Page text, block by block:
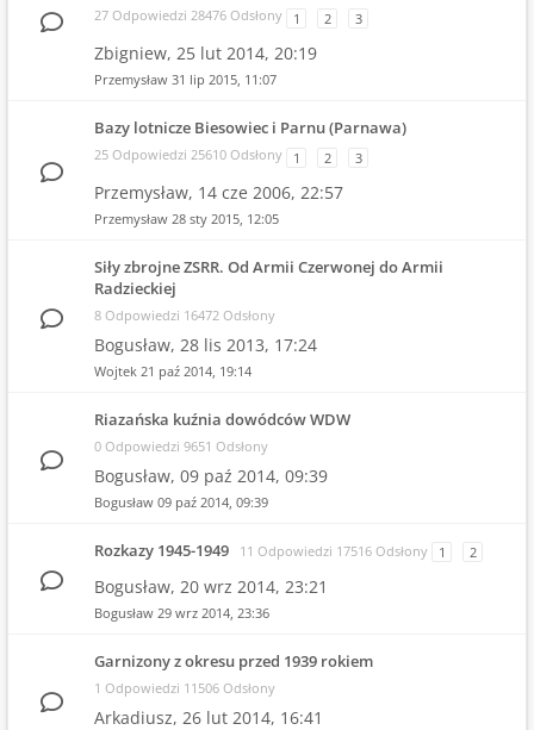
27 Odpowiedzi 28476 Odsłony 1 2 3
Zbigniew, 25 lut 2014, 20:19
Przemysław 31 lip 2015, 11:07
Bazy lotnicze Biesowiec i Parnu (Parnawa)
25 Odpowiedzi 25610 Odsłony 1 2 3
Przemysław, 14 cze 2006, 22:57
Przemysław 28 sty 2015, 12:05
Siły zbrojne ZSRR. Od Armii Czerwonej do Armii
Radzieckiej
8 Odpowiedzi 16472 Odsłony
Bogusław, 28 lis 2013, 17:24
Wojtek 21 paź 2014, 19:14
Riazańska kuźnia dowódców WDW
0 Odpowiedzi 9651 Odsłony
Bogusław, 09 paź 2014, 09:39
Bogusław 09 paź 2014, 09:39
Rozkazy 1945-1949 11 Odpowiedzi 17516 Odsłony 1 2
Bogusław, 20 wrz 2014, 23:21
Bogusław 29 wrz 2014, 23:36
Garnizony z okresu przed 1939 rokiem
1 Odpowiedzi 11506 Odsłony
Arkadiusz, 26 lut 2014, 16:41